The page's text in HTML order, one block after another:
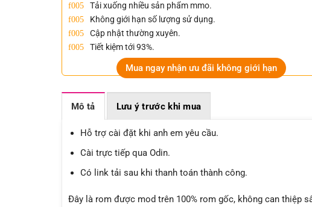
Tải xuống nhiều sản phẩm mmo.
Không giới hạn số lượng sử dụng.
Cập nhật thường xuyên.
Tiết kiệm tới 93%.
Mua ngay nhận ưu đãi không giới hạn
Mô tả Lưu ý trước khi mua
Hỗ trợ cài đặt khi anh em yêu cầu.
Cài trực tiếp qua Odin.
Có link tải sau khi thanh toán thành công.
Đây là rom được mod trên 100% rom gốc, không can thiệp